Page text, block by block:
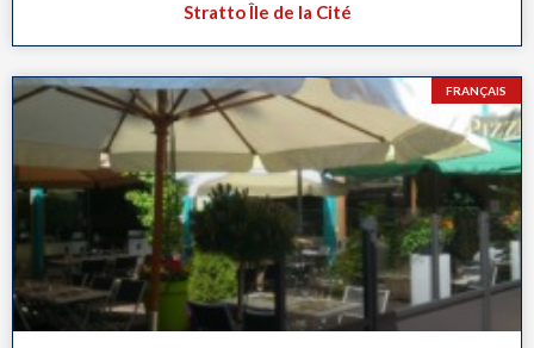
Stratto Île de la Cité
FRANÇAIS